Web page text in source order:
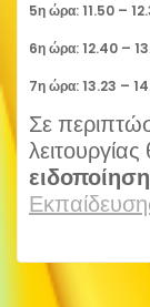
5η ώρα: 11.50 –
6η ώρα: 12.40 –
7η ώρα: 13.23 –
Σε
ειδοποίηση